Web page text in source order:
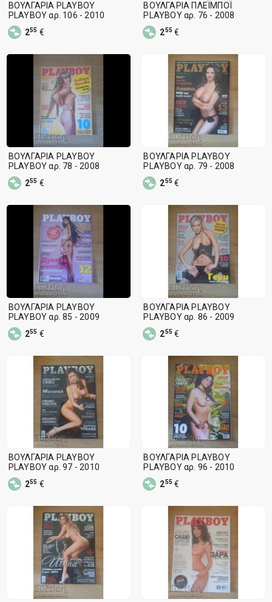
ΒΟΥΛΓΑΡΙΑ PLAYBOY
PLAYBOY αρ. 106 - 2010
255 €
ΒΟΥΛΓΑΡΙΑ ΠΛΕΪΜΠΟΪ
PLAYBOY αρ. 76 - 2008
255 €
ΒΟΥΛΓΑΡΙΑ PLAYBOY
PLAYBOY αρ. 78 - 2008
255 €
ΒΟΥΛΓΑΡΙΑ PLAYBOY
PLAYBOY αρ. 79 - 2008
255 €
ΒΟΥΛΓΑΡΙΑ PLAYBOY
PLAYBOY αρ. 85 - 2009
255 €
ΒΟΥΛΓΑΡΙΑ PLAYBOY
PLAYBOY αρ. 86 - 2009
255 €
ΒΟΥΛΓΑΡΙΑ PLAYBOY
PLAYBOY αρ. 97 - 2010
255 €
ΒΟΥΛΓΑΡΙΑ PLAYBOY
PLAYBOY αρ. 96 - 2010
255 €